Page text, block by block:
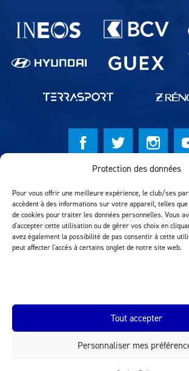
Protection des données
Pour vous offrir une meilleure expérience, le club/ses
accèdent à des informations sur votre appareil, telles
de cookies pour traiter les données personnelles. Vous
d'accepter cette utilisation ou de gérer vos choix en
avez également la possibilité de pas consentir à cette
peut affecter l'accès à certains onglet de notre site web.
Tout accepter
Personnaliser mes
Partenaires du lausanne-Sport
Réalisation MTM Agency